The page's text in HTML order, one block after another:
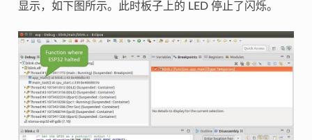
显示，如下图所示。此时板子上的 LED 停止了闪烁。